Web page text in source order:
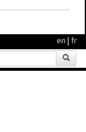
en | fr